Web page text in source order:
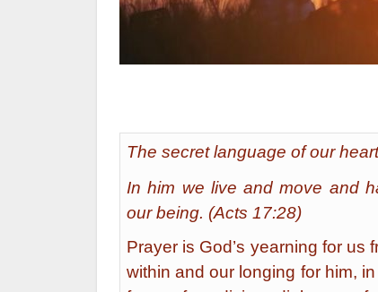
The secret language of our
In him we live and move and
our being. (Acts 17:28)
Prayer is God’s yearning for us
within and our longing for him,